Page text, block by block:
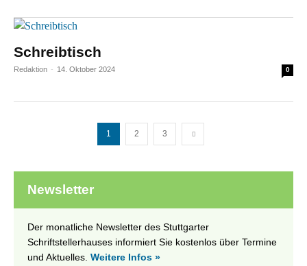
Schreibtisch
Redaktion - 14. Oktober 2024 0
1 2 3
Newsletter
Der monatliche Newsletter des Stuttgarter
Schriftstellerhauses informiert Sie kostenlos über Termine
und Aktuelles. Weitere Infos »